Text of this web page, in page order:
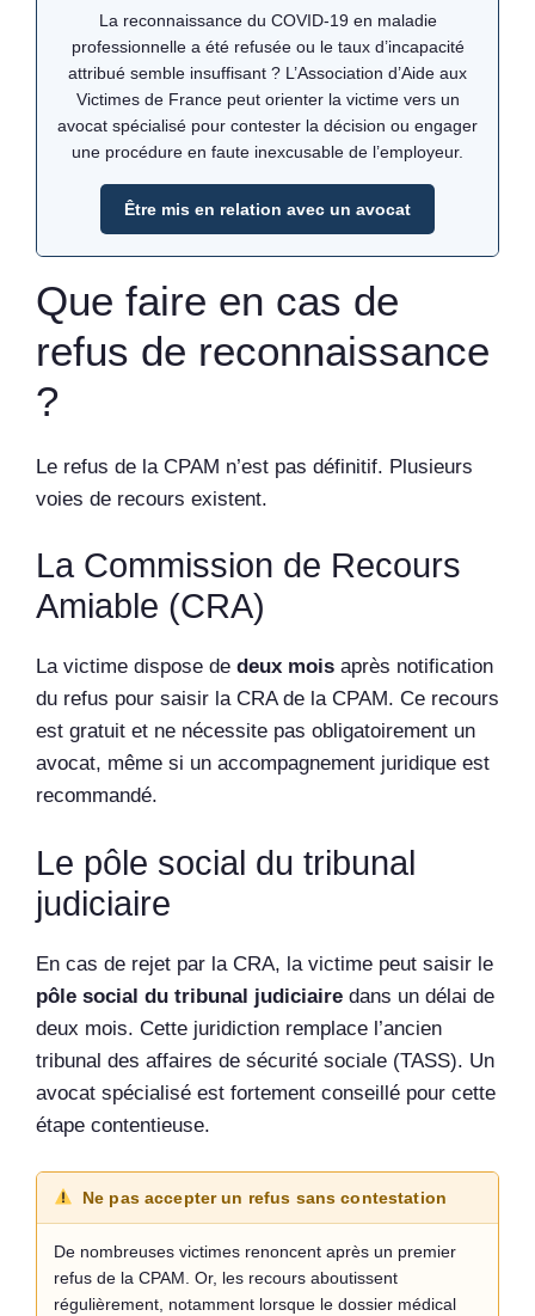
La reconnaissance du COVID-19 en maladie
professionnelle a été refusée ou le taux d’incapacité
attribué semble insuffisant ? L’Association d’Aide aux
Victimes de France peut orienter la victime vers un
avocat spécialisé pour contester la décision ou engager
une procédure en faute inexcusable de l’employeur.
Être mis en relation avec un avocat
Que faire en cas de
refus de reconnaissance
?
Le refus de la CPAM n’est pas définitif. Plusieurs
voies de recours existent.
La Commission de Recours
Amiable (CRA)
La victime dispose de deux mois après notification
du refus pour saisir la CRA de la CPAM. Ce recours
est gratuit et ne nécessite pas obligatoirement un
avocat, même si un accompagnement juridique est
recommandé.
Le pôle social du tribunal
judiciaire
En cas de rejet par la CRA, la victime peut saisir le
pôle social du tribunal judiciaire dans un délai de
deux mois. Cette juridiction remplace l’ancien
tribunal des affaires de sécurité sociale (TASS). Un
avocat spécialisé est fortement conseillé pour cette
étape contentieuse.
Ne pas accepter un refus sans contestation
De nombreuses victimes renoncent après un premier
refus de la CPAM. Or, les recours aboutissent
régulièrement, notamment lorsque le dossier médical